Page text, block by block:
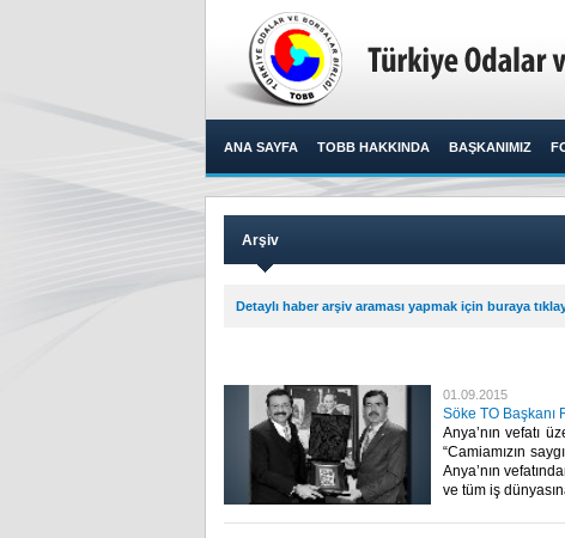
ANA SAYFA TOBB HAKKINDA BAŞKANIMIZ
Arşiv
Detaylı haber arşiv araması yapmak için buraya
01.09.2015
Söke TO Başkanı
Anya’nın vefatı
“Camiamızın
Anya’nın
ve tüm iş